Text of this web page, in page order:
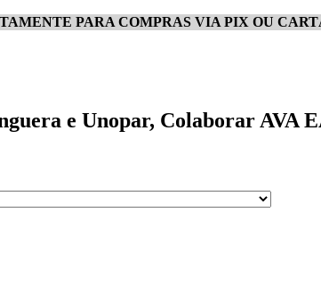
PARA COMPRAS VIA PIX OU
e Unopar, Colaborar